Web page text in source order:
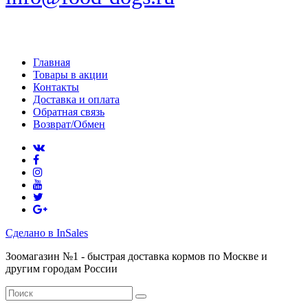
Главная
Товары в акции
Контакты
Доставка и оплата
Обратная связь
Возврат/Обмен
Сделано в InSales
Зоомагазин №1 - быстрая доставка кормов по Москве и
другим городам России